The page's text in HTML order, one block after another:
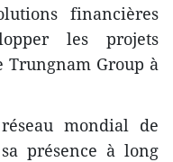
financières
les projets
Trungnam Group à
mondial de
présence à long